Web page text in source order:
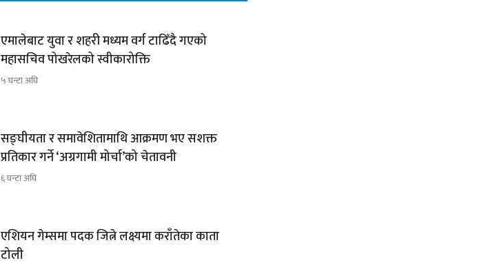
एमालेबाट युवा र शहरी मध्यम वर्ग टाढिँदै गएको
महासचिव पोखरेलको स्वीकारोक्ति
५ घन्टा अघि
सङ्घीयता र समावेशितामाथि आक्रमण भए सशक्त
प्रतिकार गर्ने ‘अग्रगामी मोर्चा’को चेतावनी
६ घन्टा अघि
एशियन गेम्समा पदक जित्ने लक्ष्यमा कराँतेका काता
टोली